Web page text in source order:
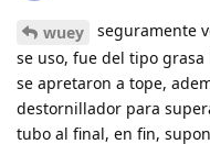
wuey
seguramente
se uso, fue del tipo
se apretaron a tope,
destornillador para
tubo al final, en fin,